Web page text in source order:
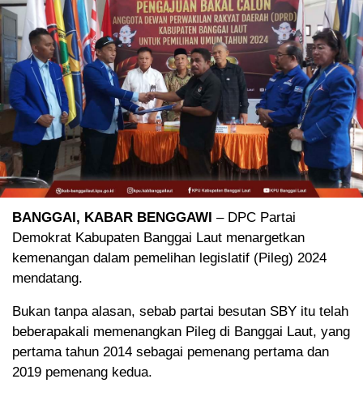
BANGGAI, KABAR BENGGAWI – DPC Partai
Demokrat Kabupaten Banggai Laut menargetkan
kemenangan dalam pemelihan legislatif (Pileg) 2024
mendatang.
Bukan tanpa alasan, sebab partai besutan SBY itu telah
beberapakali memenangkan Pileg di Banggai Laut, yang
pertama tahun 2014 sebagai pemenang pertama dan
2019 pemenang kedua.